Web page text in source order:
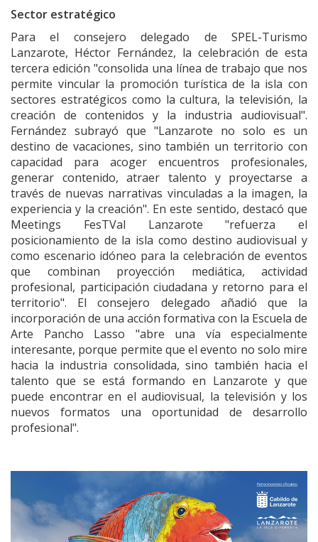
Sector estratégico
Para el consejero delegado de SPEL-Turismo
Lanzarote, Héctor Fernández, la celebración de esta
tercera edición "consolida una línea de trabajo que nos
permite vincular la promoción turística de la isla con
sectores estratégicos como la cultura, la televisión, la
creación de contenidos y la industria audiovisual".
Fernández subrayó que "Lanzarote no solo es un
destino de vacaciones, sino también un territorio con
capacidad para acoger encuentros profesionales,
generar contenido, atraer talento y proyectarse a
través de nuevas narrativas vinculadas a la imagen, la
experiencia y la creación". En este sentido, destacó que
Meetings FesTVal Lanzarote "refuerza el
posicionamiento de la isla como destino audiovisual y
como escenario idóneo para la celebración de eventos
que combinan proyección mediática, actividad
profesional, participación ciudadana y retorno para el
territorio". El consejero delegado añadió que la
incorporación de una acción formativa con la Escuela de
Arte Pancho Lasso "abre una vía especialmente
interesante, porque permite que el evento no solo mire
hacia la industria consolidada, sino también hacia el
talento que se está formando en Lanzarote y que
puede encontrar en el audiovisual, la televisión y los
nuevos formatos una oportunidad de desarrollo
profesional".